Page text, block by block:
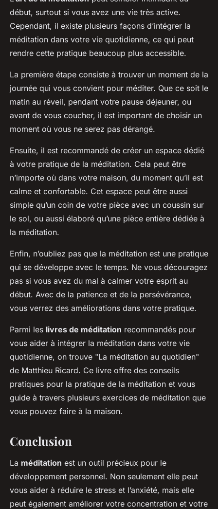
début, surtout si vous avez une vie très active.
Cependant, il existe plusieurs façons d’intégrer la
méditation dans votre vie quotidienne, ce qui peut
rendre cette pratique beaucoup plus accessible.
La première étape consiste à trouver un moment de la
journée qui vous convient pour méditer. Que ce soit le
matin au réveil, pendant votre pause déjeuner, ou
avant de vous coucher, il est important de choisir un
moment où vous ne serez pas dérangé.
Ensuite, il est recommandé de créer un espace dédié
à votre pratique de la méditation. Cela peut être
n’importe où dans votre maison, du moment qu’il est
calme et confortable. Cet espace peut être aussi
simple qu’un coin de votre pièce avec un coussin sur
le sol, ou aussi élaboré qu’une pièce entière dédiée à
la méditation.
Enfin, n’oubliez pas que la méditation est une pratique
qui se développe avec le temps. Ne vous découragez
pas si vous avez du mal à calmer votre esprit au
début. Avec de la patience et de la persévérance,
vous verrez des améliorations dans votre pratique.
Parmi les livres de méditation recommandés pour
vous aider à intégrer la méditation dans votre vie
quotidienne, on trouve "La méditation au quotidien"
de Matthieu Ricard. Ce livre offre des conseils
pratiques pour la pratique de la méditation et vous
guide à travers plusieurs exercices de méditation que
vous pouvez faire à la maison.
Conclusion
La méditation est un outil précieux pour le
développement personnel. Non seulement elle peut
vous aider à réduire le stress et l’anxiété, mais elle
peut également améliorer votre concentration et votre